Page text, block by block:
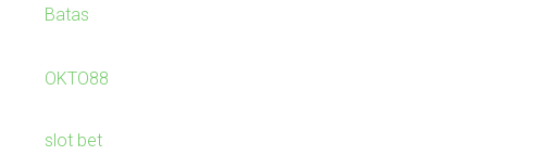
Batas
OKTO88
slot bet